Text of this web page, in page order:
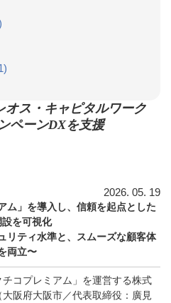
オス・キャピタルワーク
ペーンDXを支援
2026. 05. 19
ム」を導入し、信頼を起点とした
設を可視化
リティ水準と、スムーズな顧客体
両立〜
コプレミアム」を運営する株式
阪府大阪市／代表取締役：廣見